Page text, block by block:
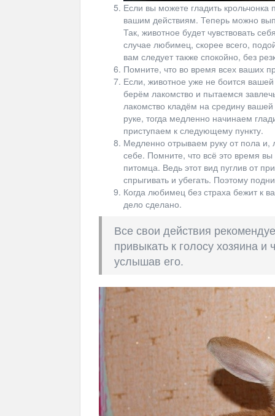
Если вы можете гладить крольчонка
вашим действиям. Теперь можно
Так, животное будет чувствовать
случае любимец, скорее всего,
вам следует также спокойно, без
Помните, что во время всех ваших
Если, животное уже не боится вашей
берём лакомство и пытаемся
лакомство кладём на средину
руке, тогда медленно начинаем
приступаем к следующему пункту.
Медленно отрываем руку от пола
себе. Помните, что всё это время
питомца. Ведь этот вид пуглив от
спрыгивать и убегать. Поэтому
Когда любимец без страха бежит к
дело сделано.
Все свои действия
привыкать к голосу хозяина и
услышав его.